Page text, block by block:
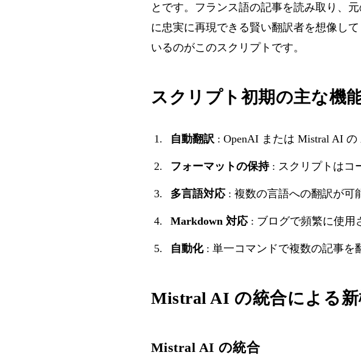
とです。フランス語の記事を読み取り、
に忠実に再現できる賢い翻訳者を想像し
いるのがこのスクリプトです。
スクリプト初期の主な機
自動翻訳 : OpenAI または Mistral AI の
フォーマットの保持: スクリプトはコ
多言語対応: 複数の言語への翻訳が可
Markdown 対応: ブログで頻繁に使用
自動化: 単一コマンドで複数の記事を
Mistral AI の統合による
Mistral AI の統合